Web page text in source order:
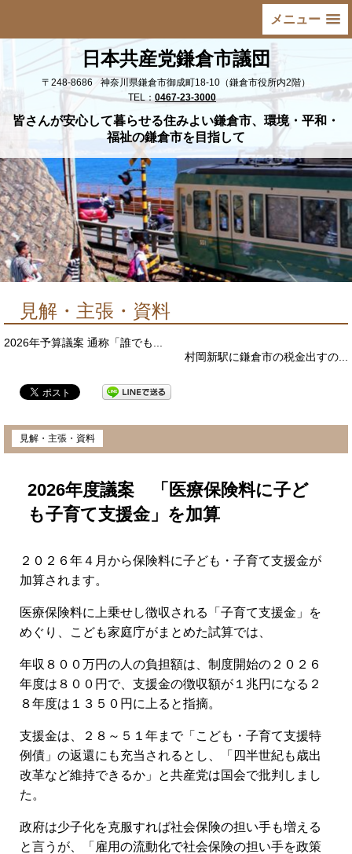
メニュー
日本共産党鎌倉市議団
〒248-8686
神奈川県鎌倉市御成町18-10（鎌倉市役所内2階）
TEL： 0467-23-3000
皆さんが安心して暮らせる住みよい鎌倉市、環境・平和・
福祉の鎌倉市を目指して
見解・主張・資料
2026年予算議案 通称「誰でも...
村岡新駅に鎌倉市の税金出すの...
見解・主張・資料
2026年度議案 「医療保険料に子ど
も子育て支援金」を加算
２０２６年４月から保険料に子ども・子育て支援金が
加算されます。
医療保険料に上乗せし徴収される「子育て支援金」を
めぐり、こども家庭庁がまとめた試算では、
年収８００万円の人の負担額は、制度開始の２０２６
年度は８００円で、支援金の徴収額が１兆円になる２
８年度は１３５０円に上ると指摘。
支援金は、２８～５１年まで「こども・子育て支援特
例債」の返還にも充当されるとし、「四半世紀も歳出
改革など維持できるか」と共産党は国会で批判しまし
た。
政府は少子化を克服すれば社会保険の担い手も増える
と言うが、「雇用の流動化で社会保険の担い手を政策